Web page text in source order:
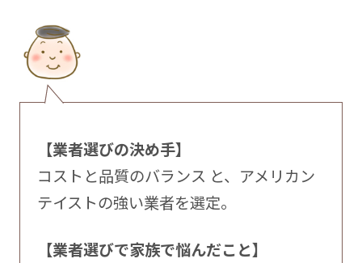
【業者選びの決め手】
コストと品質のバランス と、アメリカン
テイストの強い業者を選定。
【業者選びで家族で悩んだこと】